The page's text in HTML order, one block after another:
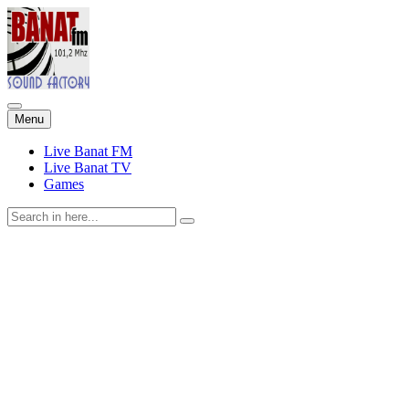
Menu Skip
to
content
Live Banat FM
Live Banat TV
Games
Search
for: